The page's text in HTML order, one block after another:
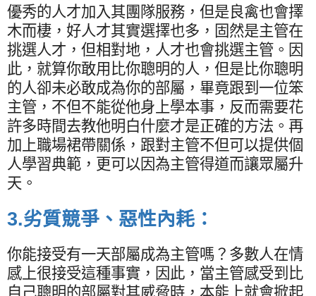
優秀的人才加入其團隊服務，但是良禽也會擇
木而棲，好人才其實選擇也多，固然是主管在
挑選人才，但相對地，人才也會挑選主管。因
此，就算你敢用比你聰明的人，但是比你聰明
的人卻未必敢成為你的部屬，畢竟跟到一位笨
主管，不但不能從他身上學本事，反而需要花
許多時間去教他明白什麼才是正確的方法。再
加上職場裙帶關係，跟對主管不但可以提供個
人學習典範，更可以因為主管得道而讓眾屬升
天。
3.劣質競爭、惡性內耗：
你能接受有一天部屬成為主管嗎？多數人在情
感上很接受這種事實，因此，當主管感受到比
自己聰明的部屬對其威脅時，本能上就會掀起